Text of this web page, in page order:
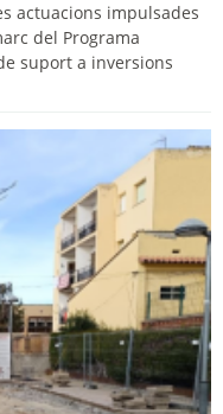
actuacions impulsades
del Programa
suport a inversions